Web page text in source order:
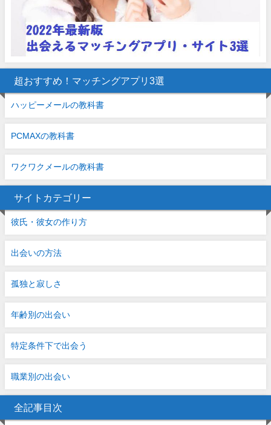
超おすすめ！マッチングアプリ3選
ハッピーメールの教科書
PCMAXの教科書
ワクワクメールの教科書
サイトカテゴリー
彼氏・彼女の作り方
出会いの方法
孤独と寂しさ
年齢別の出会い
特定条件下で出会う
職業別の出会い
全記事目次